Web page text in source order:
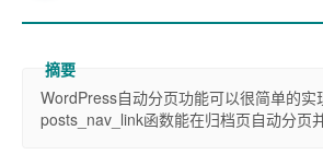
WordPress自动分页功能可以很简单的实
posts_nav_link函数能在归档页自动分页